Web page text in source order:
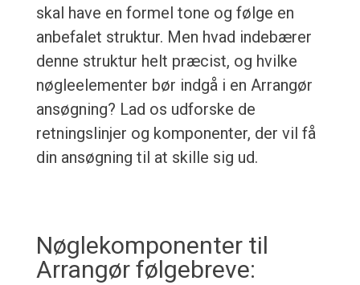
skal have en formel tone og følge en
anbefalet struktur. Men hvad indebærer
denne struktur helt præcist, og hvilke
nøgleelementer bør indgå i en Arrangør
ansøgning? Lad os udforske de
retningslinjer og komponenter, der vil få
din ansøgning til at skille sig ud.
Nøglekomponenter til
Arrangør følgebreve: